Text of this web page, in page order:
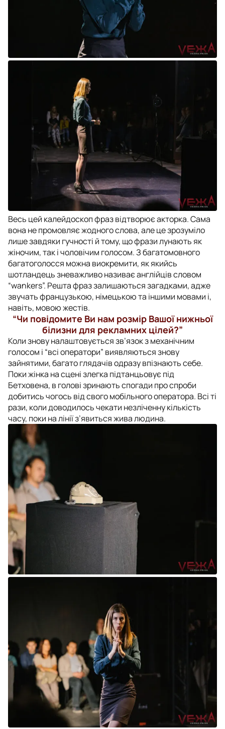
Весь цей калейдоскоп фраз відтворює акторка. Сама
вона не промовляє жодного слова, але це зрозуміло
лише завдяки гучності й тому, що фрази лунають як
жіночим, так і чоловічим голосом. З багатомовного
багатоголосся можна виокремити, як якийсь
шотландець зневажливо називає англійців словом
“wankers”. Решта фраз залишаються загадками, адже
звучать французькою, німецькою та іншими мовами і,
навіть, мовою жестів.
“Чи повідомите Ви нам розмір Вашої нижньої
білизни для рекламних цілей?”
Коли знову налаштовується зв’язок з механічним
голосом і “всі оператори” виявляються знову
зайнятими, багато глядачів одразу впізнають себе.
Поки жінка на сцені злегка підтанцьовує під
Бетховена, в голові зринають спогади про спроби
добитись чогось від свого мобільного оператора. Всі ті
рази, коли доводилось чекати незліченну кількість
часу, поки на лінії з’явиться жива людина.